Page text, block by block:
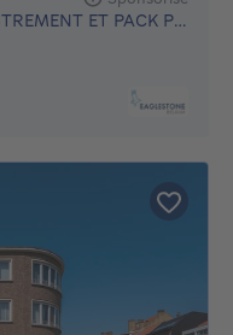
91% VENDU -DROITS D'ENREGISTREMENT ET PACK PEINTURE OFFERT